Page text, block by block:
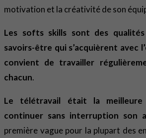
motivation et la créativité de son
Les softs skills sont des
savoirs-être qui s’acquièrent avec
convient de travailler
chacun.
Le télétravail était la
continuer sans interruption son
première vague pour la plupart des